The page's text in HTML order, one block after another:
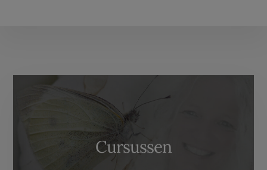
Content
Cursussen